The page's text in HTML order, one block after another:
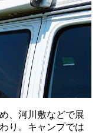
、河川敷などで展
り。キャンプでは